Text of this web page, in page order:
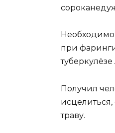
Необходимо
при
туберкулёзе
Получил
траву.